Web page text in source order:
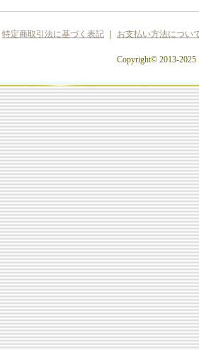
特定商取引法に基づく表記 お支払い方法につい
Copyright© 2013-